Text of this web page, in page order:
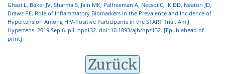
Ghazi L, Baker JV, Sharma S, Jain MK, Palfreeman A, Necsoi C, K DD, Neaton JD,
Drawz PE. Role of Inflammatory Biomarkers in the Prevalence and Incidence of
Hypertension Among HIV-Positive Participants in the START Trial. Am J
Hypertens. 2019 Sep 6. pii: hpz132. doi: 10.1093/ajh/hpz132. [Epub ahead of
print]
Zurück